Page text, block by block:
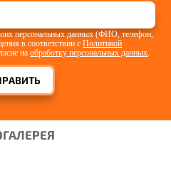
персональных данных (ФИО, телефон,
в соответствии сПолитикой
наобработку персональных данных.